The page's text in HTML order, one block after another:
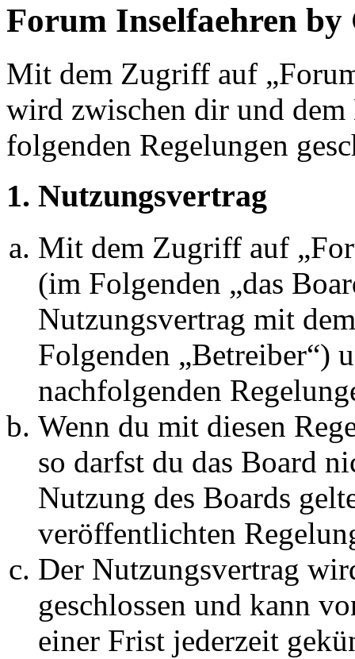
Forum Inselfaehren
Mit dem Zugriff auf
wird zwischen dir und
folgenden Regelungen
1. Nutzungsvertrag
Mit dem Zugriff auf
(im Folgenden „das
Nutzungsvertrag mit
Folgenden „Betreiber“)
nachfolgenden
Wenn du mit diesen
so darfst du das Board
Nutzung des Boards
veröffentlichten
Der Nutzungsvertrag
geschlossen und kann
einer Frist jederzeit